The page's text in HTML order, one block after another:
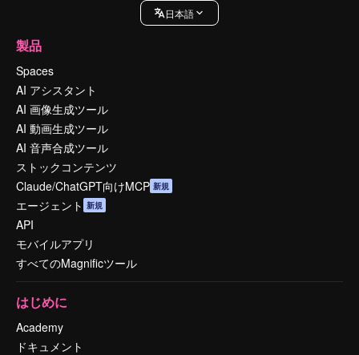
日本語
製品
Spaces
AI アシスタント
AI 画像生成ツール
AI 動画生成ツール
AI 音声合成ツール
ストックコンテンツ
Claude/ChatGPT向けMCP 新規
エージェント 新規
API
モバイルアプリ
すべてのMagnificツール
はじめに
Academy
ドキュメント